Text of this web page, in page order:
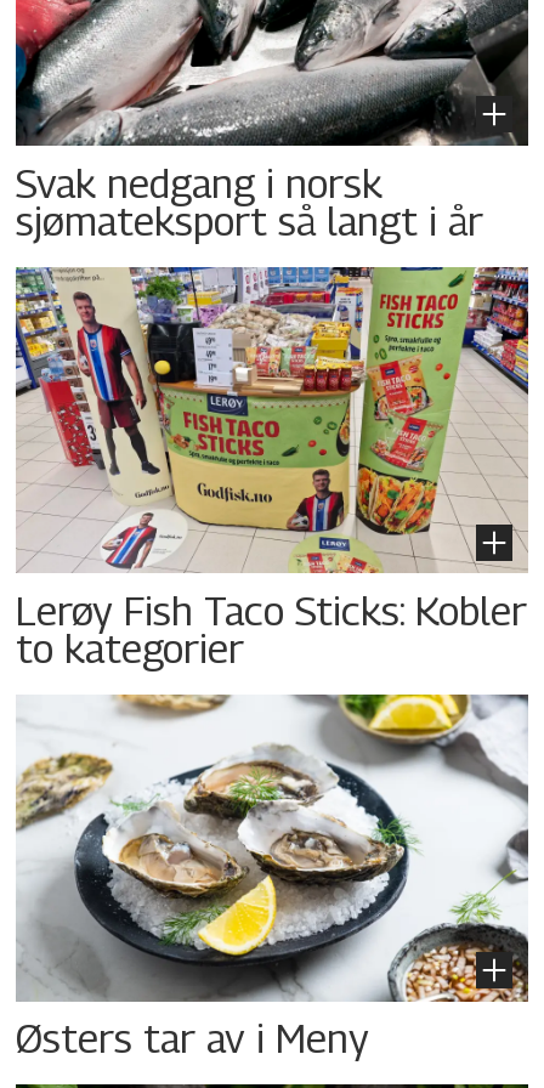
Svak nedgang i norsk
sjømateksport så langt i år
Lerøy Fish Taco Sticks: Kobler
to kategorier
Østers tar av i Meny